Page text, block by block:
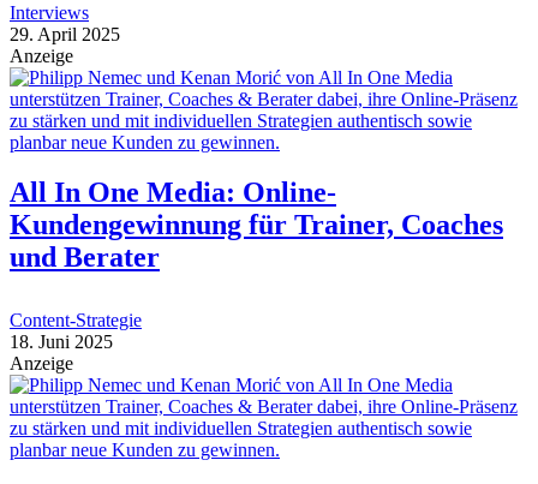
Interviews
29. April 2025
Anzeige
All In One Media: Online-
Kundengewinnung für Trainer, Coaches
und Berater
Content-Strategie
18. Juni 2025
Anzeige